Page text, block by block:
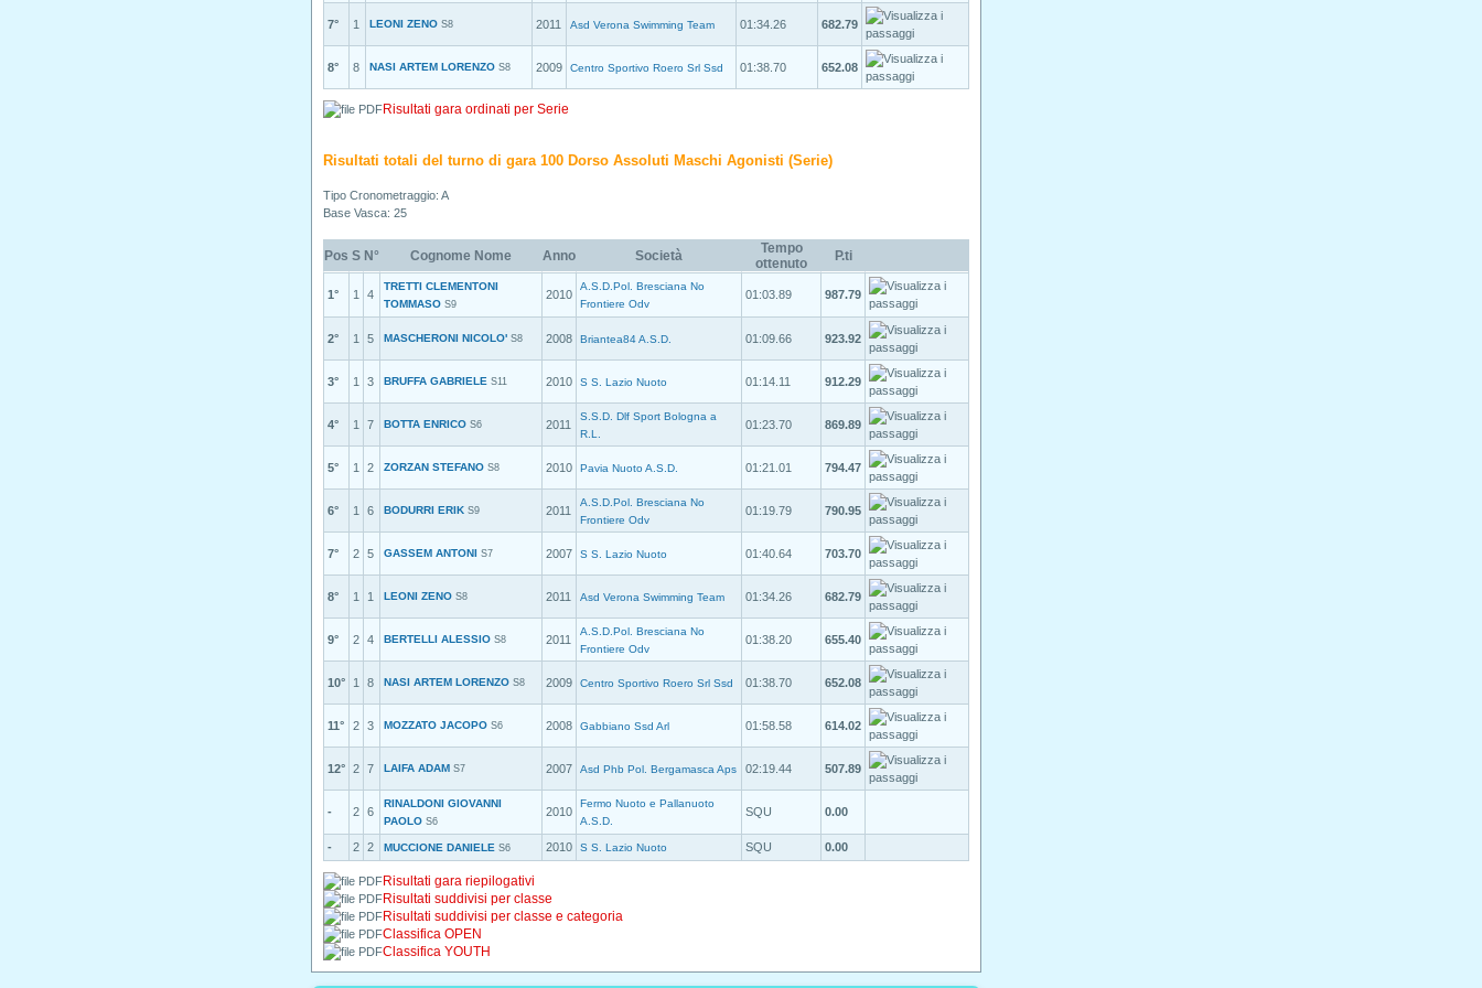
7° 1 LEONI ZENO S8 2011 Asd Verona Swimming Team 01:34.26 682.79
8° 8 NASI ARTEM LORENZO S8 2009 Centro Sportivo Roero Srl Ssd 01:38.70 652.08
Risultati gara ordinati per Serie
Risultati totali del turno di gara 100 Dorso Assoluti Maschi Agonisti (Serie)
Tipo Cronometraggio: A
Base Vasca: 25
Pos S N° Cognome Nome Anno Società
Tempo
ottenuto
P.ti
1° 1 4
TRETTI CLEMENTONI
TOMMASO S9
2010
A.S.D.Pol. Bresciana No
Frontiere Odv
01:03.89 987.79
2° 1 5 MASCHERONI NICOLO' S8 2008 Briantea84 A.S.D. 01:09.66 923.92
3° 1 3 BRUFFA GABRIELE S11 2010 S S. Lazio Nuoto 01:14.11 912.29
4° 1 7 BOTTA ENRICO S6 2011
S.S.D. Dlf Sport Bologna a
R.L.
01:23.70 869.89
5° 1 2 ZORZAN STEFANO S8 2010 Pavia Nuoto A.S.D. 01:21.01 794.47
6° 1 6 BODURRI ERIK S9 2011
A.S.D.Pol. Bresciana No
Frontiere Odv
01:19.79 790.95
7° 2 5 GASSEM ANTONI S7 2007 S S. Lazio Nuoto 01:40.64 703.70
8° 1 1 LEONI ZENO S8 2011 Asd Verona Swimming Team 01:34.26 682.79
9° 2 4 BERTELLI ALESSIO S8 2011
A.S.D.Pol. Bresciana No
Frontiere Odv
01:38.20 655.40
10° 1 8 NASI ARTEM LORENZO S8 2009 Centro Sportivo Roero Srl Ssd 01:38.70 652.08
11° 2 3 MOZZATO JACOPO S6 2008 Gabbiano Ssd Arl 01:58.58 614.02
12° 2 7 LAIFA ADAM S7 2007 Asd Phb Pol. Bergamasca Aps 02:19.44 507.89
- 2 6
RINALDONI GIOVANNI
PAOLO S6
2010
Fermo Nuoto e Pallanuoto
A.S.D.
SQU 0.00
- 2 2 MUCCIONE DANIELE S6 2010 S S. Lazio Nuoto SQU 0.00
Risultati gara riepilogativi
Risultati suddivisi per classe
Risultati suddivisi per classe e categoria
Classifica OPEN
Classifica YOUTH